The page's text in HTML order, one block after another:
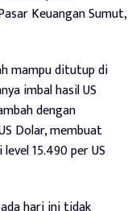
Keuangan Sumut,
mampu ditutup di
imbal hasil US
dengan
Dolar, membuat
15.490 per US